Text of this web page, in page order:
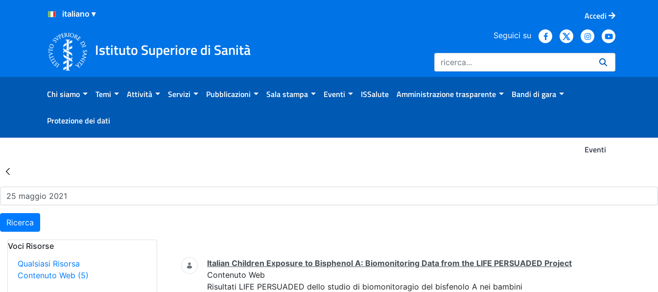
Salta al Contenuto
Salta al Footer
Accedi
Istituto Superiore di Sanità
Seguici su
Chi siamo Temi Attività Servizi Pubblicazioni Sala stampa Eventi ISSalute Amministrazione trasparente Bandi di gara
Protezione dei dati
Eventi
Risultati della Ricerca - Eventi
Ricerca
Voci Risorse
Qualsiasi Risorsa
Contenuto Web (5)
Ricerca
Italian Children Exposure to Bisphenol A: Biomonitoring Data from the LIFE PERSUADED Project
Contenuto Web
Risultati LIFE PERSUADED dello studio di biomonitoragio del bisfenolo A nei bambini